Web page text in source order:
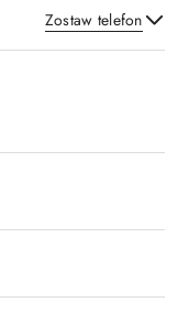
Zostaw telefon